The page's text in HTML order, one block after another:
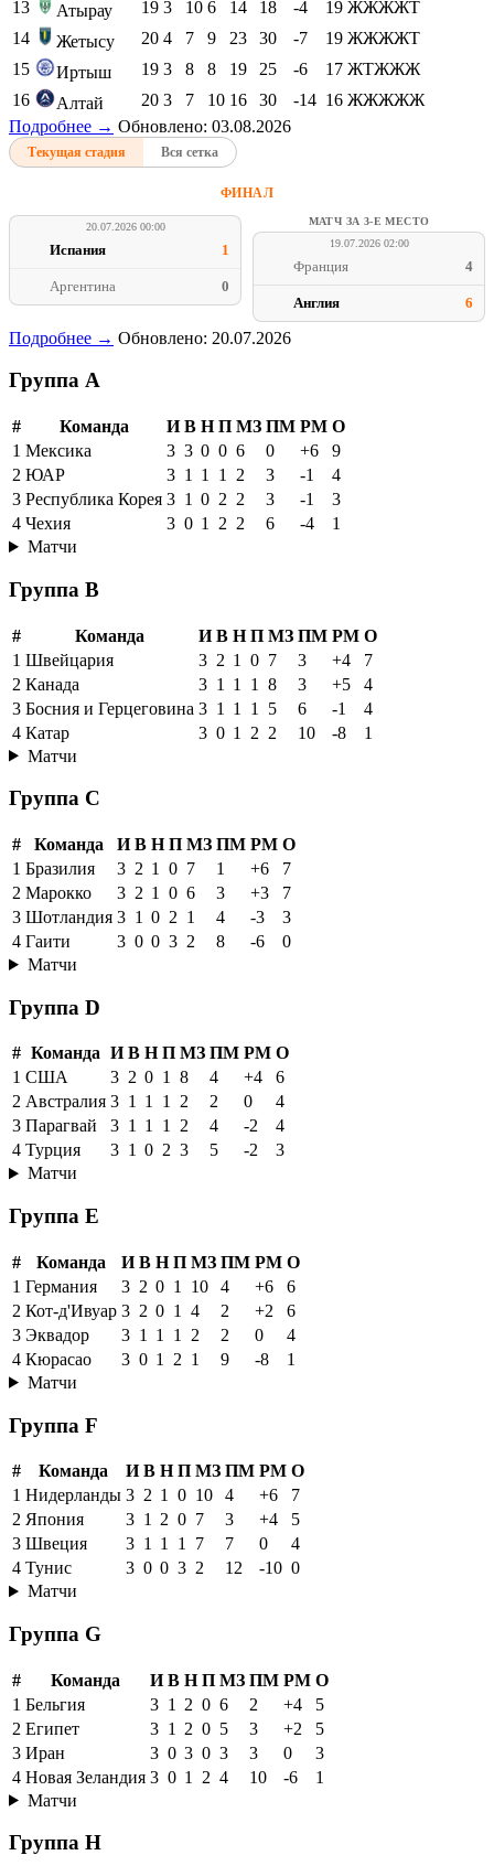
13 Атырау 19 3 10 6 14 18 -4 19 ЖЖЖЖТ
14
Жетысу 20 4 7 9 23 30 -7 19 ЖЖЖЖТ
15
Иртыш 19 3 8 8 19 25 -6 17 ЖТЖЖЖ
16
Алтай 20 3 7 10 16 30 -14 16 ЖЖЖЖЖ
Подробнее → Обновлено: 03.08.2026
Текущая стадия Вся сетка
ФИНАЛ
20.07.2026 00:00
Испания 1
Аргентина 0
МАТЧ ЗА 3-Е МЕСТО
19.07.2026 02:00
Франция 4
Англия 6
Подробнее → Обновлено: 20.07.2026
Группа A
# Команда И В Н П МЗ ПМ РМ О
1 Мексика 3 3 0 0 6 0 +6
9
2 ЮАР 3 1 1 1 2 3 -1
4
3 Республика Корея 3 1 0 2 2 3 -1
3
4 Чехия 3 0 1 2 2 6 -4
1
Матчи
Группа B
# Команда И В Н П МЗ ПМ РМ О
1 Швейцария 3 2 1 0 7 3 +4
7
2 Канада 3 1 1 1 8 3 +5
4
3 Босния и Герцеговина 3 1 1 1 5 6 -1
4
4 Катар 3 0 1 2 2 10 -8
1
Матчи
Группа C
# Команда И В Н П МЗ ПМ РМ О
1 Бразилия 3 2 1 0 7 1 +6
7
2 Марокко 3 2 1 0 6 3 +3
7
3 Шотландия 3 1 0 2 1 4 -3
3
4 Гаити 3 0 0 3 2 8 -6
0
Матчи
Группа D
# Команда И В Н П МЗ ПМ РМ О
1 США 3 2 0 1 8 4 +4
6
2 Австралия 3 1 1 1 2 2 0
4
3 Парагвай 3 1 1 1 2 4 -2
4
4 Турция 3 1 0 2 3 5 -2
3
Матчи
Группа E
# Команда И В Н П МЗ ПМ РМ О
1 Германия 3 2 0 1 10 4 +6
6
2 Кот-д'Ивуар 3 2 0 1 4 2 +2
6
3 Эквадор 3 1 1 1 2 2 0
4
4 Кюрасао 3 0 1 2 1 9 -8
1
Матчи
Группа F
# Команда И В Н П МЗ ПМ РМ О
1 Нидерланды 3 2 1 0 10 4 +6
7
2 Япония 3 1 2 0 7 3 +4
5
3 Швеция 3 1 1 1 7 7 0
4
4 Тунис 3 0 0 3 2 12 -10 0
Матчи
Группа G
# Команда И В Н П МЗ ПМ РМ О
1 Бельгия 3 1 2 0 6 2 +4
5
2 Египет 3 1 2 0 5 3 +2
5
3 Иран 3 0 3 0 3 3 0
3
4 Новая Зеландия 3 0 1 2 4 10 -6
1
Матчи
Группа H